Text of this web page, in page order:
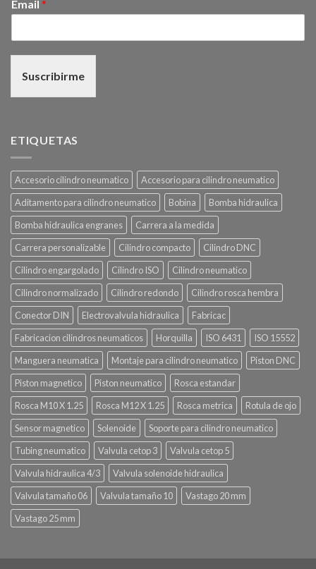
Email *
Suscribirme
ETIQUETAS
Accesorio cilindro neumatico
Accesorio para cilindro neumatico
Aditamento para cilindro neumatico
Bobina
Bomba hidraulica
Bomba hidraulica engranes
Carrera a la medida
Carrera personalizable
Cilindro compacto
Cilindro DNC
Cilindro engargolado
Cilindro ISO
Cilindro neumatico
Cilindro normalizado
Cilindro redondo
Cilindro rosca hembra
Conector DIN
Electrovalvula hidraulica
Fabricac
Fabricacion cilindros neumaticos
Horquilla ISO 6431
ISO 15552
Manguera neumatica
Montaje para cilindro neumatico
Piston DNC
Piston magnetico
Piston neumatico
Rosca estandar
Rosca M10 X 1.25
Rosca M12 X 1.25 Rosca metrica
Rotula de ojo
Sensor magnetico
Solenoide
Soporte para cilindro neumatico
Tubing neumatico
Valvula cetop 3
Valvula cetop 5
Valvula hidraulica 4/3
Valvula solenoide hidraulica
Valvula tamaño 06
Valvula tamaño 10
Vastago 20 mm
Vastago 25 mm